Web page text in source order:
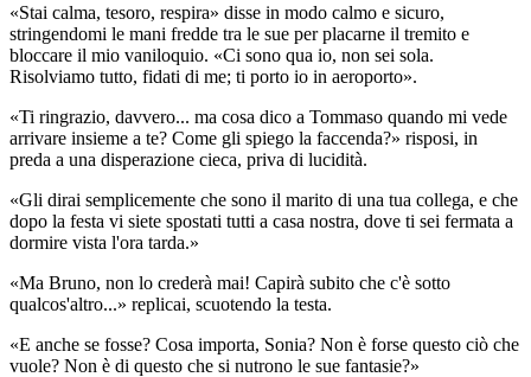
«Stai calma, tesoro, respira» disse in modo calmo e sicuro,
stringendomi le mani fredde tra le sue per placarne il tremito e
bloccare il mio vaniloquio. «Ci sono qua io, non sei sola.
Risolviamo tutto, fidati di me; ti porto io in aeroporto».
«Ti ringrazio, davvero... ma cosa dico a Tommaso quando mi vede
arrivare insieme a te? Come gli spiego la faccenda?» risposi, in
preda a una disperazione cieca, priva di lucidità.
«Gli dirai semplicemente che sono il marito di una tua collega, e che
dopo la festa vi siete spostati tutti a casa nostra, dove ti sei fermata a
dormire vista l'ora tarda.»
«Ma Bruno, non lo crederà mai! Capirà subito che c'è sotto
qualcos'altro...» replicai, scuotendo la testa.
«E anche se fosse? Cosa importa, Sonia? Non è forse questo ciò che
vuole? Non è di questo che si nutrono le sue fantasie?»